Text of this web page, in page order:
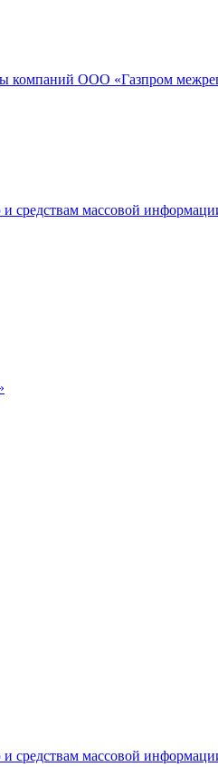
компаний ООО «Газпром
средствам массовой
средствам массовой